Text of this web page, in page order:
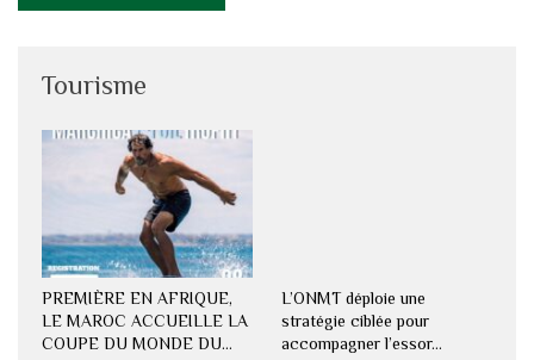
Tourisme
PREMIÈRE EN AFRIQUE,
LE MAROC ACCUEILLE LA
COUPE DU MONDE DU…
L’ONMT déploie une
stratégie ciblée pour
accompagner l’essor…